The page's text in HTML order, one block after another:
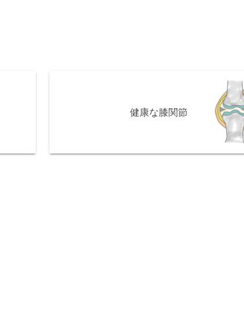
健康な膝関節